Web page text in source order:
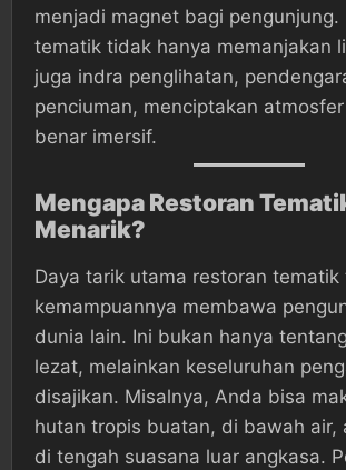
menjadi magnet bagi pengunjung.
tematik tidak hanya memanjakan
juga indra penglihatan,
penciuman, menciptakan
benar imersif.
Mengapa Restoran
Menarik?
Daya tarik utama restoran
kemampuannya membawa
dunia lain. Ini bukan hanya
lezat, melainkan keseluruhan
disajikan. Misalnya, Anda bisa
hutan tropis buatan, di bawah air,
di tengah suasana luar angkasa.